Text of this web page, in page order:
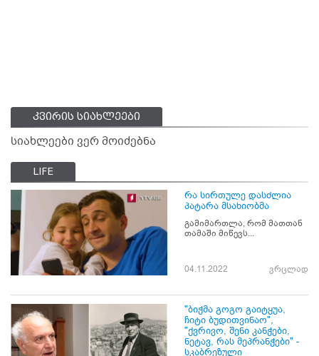
კვირის სიახლეები
სიახლეები ვერ მოიძებნა
LIFE
რა სირთულე დასძლია
პატარა მსახიობმა
გამიმართლა, რომ მათთან
თამაში მიწევს...
04.11.2022 ვრცლად
"ბიჭმა გოგო გაიტყუა,
ჩიტი ბუდითვინაო",
"ქვრივო, შენი კანჭები,
ნეტავ, რას მეპრანჭები" -
სკაბრეზული